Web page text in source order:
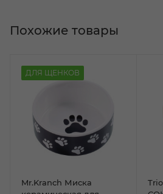
ДЛЯ ЩЕНКОВ
Mr.Kranch Миска
Похожие товары